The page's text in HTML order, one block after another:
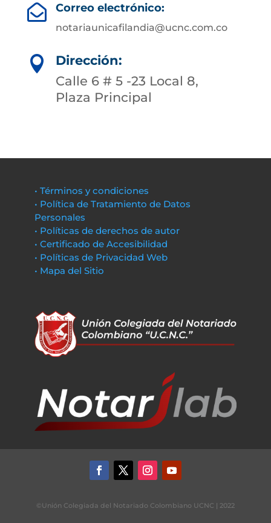
 Correo electrónico:
notariaunicafilandia@ucnc.com.co

Dirección:
Calle 6 # 5 -23 Local 8,
Plaza Principal
• Términos y condiciones
• Política de Tratamiento de Datos
Personales
• Políticas de derechos de autor
• Certificado de Accesibilidad
• Políticas de Privacidad Web
• Mapa del Sitio
©Unión Colegiada del Notariado Colombiano UCNC | 2022